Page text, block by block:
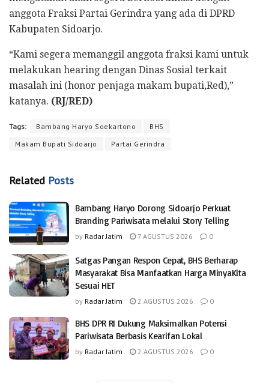
anggota Fraksi Partai Gerindra yang ada di DPRD
Kabupaten Sidoarjo.
“Kami segera memanggil anggota fraksi kami untuk
melakukan hearing dengan Dinas Sosial terkait
masalah ini (honor penjaga makam bupati,Red),”
katanya. (RJ/RED)
Tags: Bambang Haryo Soekartono
BHS
Makam Bupati Sidoarjo
Partai Gerindra
Related Posts
Bambang Haryo Dorong Sidoarjo Perkuat
Branding Pariwisata melalui Story Telling
by Radar Jatim 7 AGUSTUS 2026 0
Satgas Pangan Respon Cepat, BHS Berharap
Masyarakat Bisa Manfaatkan Harga MinyaKita
Sesuai HET
by Radar Jatim 2 AGUSTUS 2026 0
BHS DPR RI Dukung Maksimalkan Potensi
Pariwisata Berbasis Kearifan Lokal
by Radar Jatim 2 AGUSTUS 2026 0